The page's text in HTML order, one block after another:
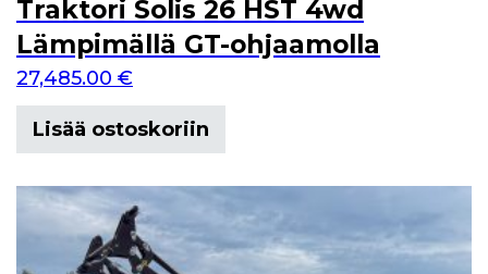
Traktori Solis 26 HST 4wd
Lämpimällä GT-ohjaamolla
27,485.00 €
Lisää ostoskoriin